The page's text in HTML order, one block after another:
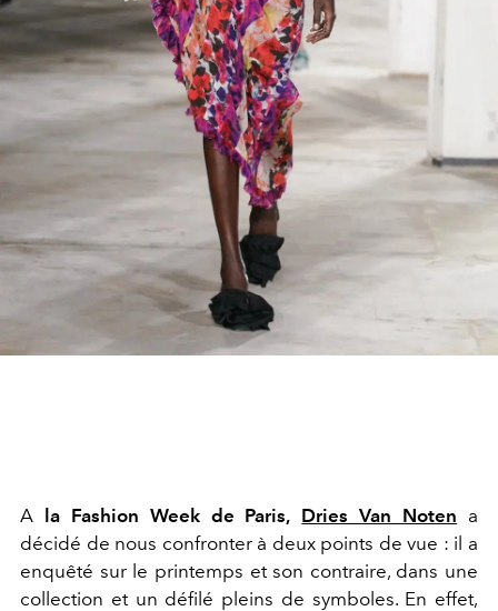
A la Fashion Week de Paris, Dries Van Noten a
décidé de nous confronter à deux points de vue : il a
enquêté sur le printemps et son contraire, dans une
collection et un défilé pleins de symboles. En effet,